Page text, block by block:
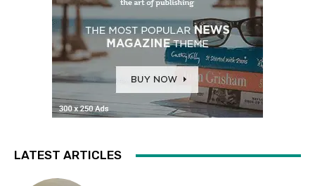
LATEST ARTICLES